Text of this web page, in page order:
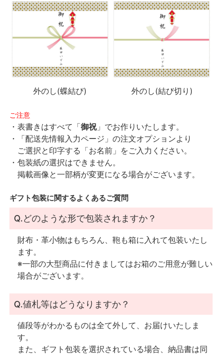
外のし(蝶結び) 外のし(結び切り)
ご注意
・表書きはすべて「御祝」でお作りいたします。
・「配送先情報入力ページ」の注文オプションより
ご選択と印字する「お名前」をご入力ください。
・包装紙の選択はできません。
掲載画像と一部柄が変更になる場合がございます。
ギフト包装に関するよくあるご質問
Q.どのような形で包装されますか？
財布・革小物はもちろん、鞄も箱に入れて包装いたし
ます。
※一部の大型商品に付きましてはお箱のご用意が難しい
場合がございます。
Q.値札等はどうなりますか？
値段等がわかるものは全て外して、お届けいたしま
す。
また、ギフト包装を選択されている場合、納品書は同